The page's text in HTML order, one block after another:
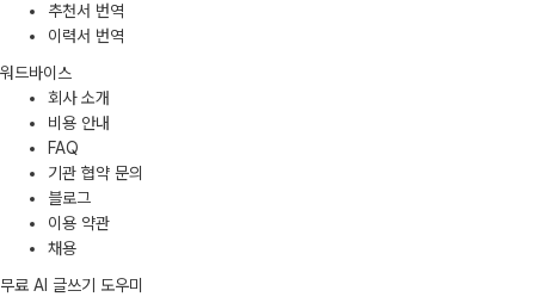
추천서 번역
이력서 번역
워드바이스
회사 소개
비용 안내
FAQ
기관 협약 문의
블로그
이용 약관
채용
무료 AI 글쓰기 도우미